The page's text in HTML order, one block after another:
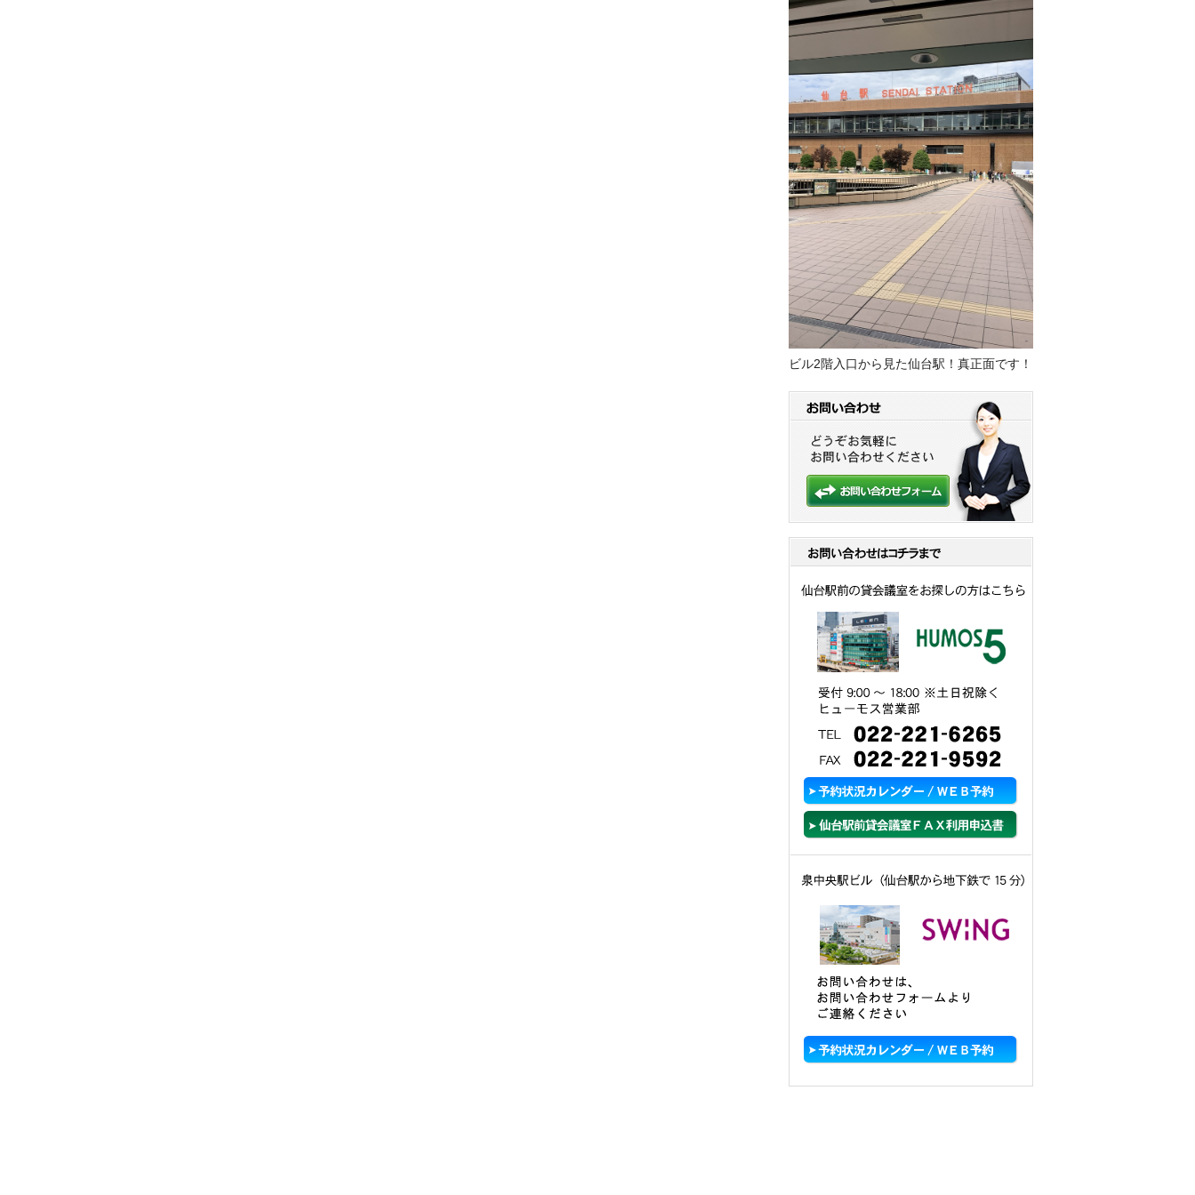
ビル2階入口から見た仙台駅！真正面です！